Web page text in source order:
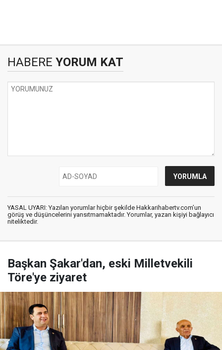
HABERE YORUM KAT
YASAL UYARI: Yazılan yorumlar hiçbir şekilde Hakkarihabertv.com’un
görüş ve düşüncelerini yansıtmamaktadır. Yorumlar, yazan kişiyi bağlayıcı
niteliktedir.
Başkan Şakar'dan, eski Milletvekili
Töre'ye ziyaret